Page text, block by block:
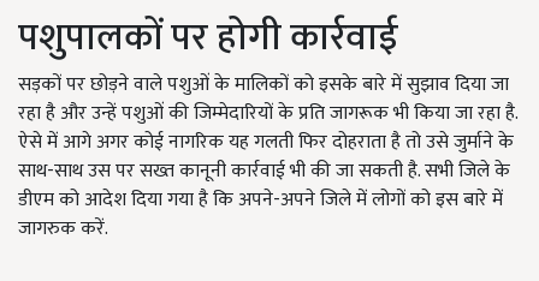
पशुपालकों पर होगी कार्रवाई
सड़कों पर छोड़ने वाले पशुओं के मालिकों को इसके बारे में सुझाव दिया जा
रहा है और उन्हें पशुओं की जिम्मेदारियों के प्रति जागरूक भी किया जा रहा है.
ऐसे में आगे अगर कोई नागरिक यह गलती फिर दोहराता है तो उसे जुर्माने के
साथ-साथ उस पर सख्त कानूनी कार्रवाई भी की जा सकती है. सभी जिले के
डीएम को आदेश दिया गया है कि अपने-अपने जिले में लोगों को इस बारे में
जागरुक करें.